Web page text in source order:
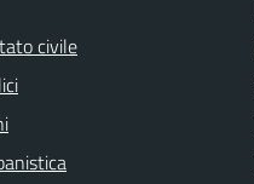
civile